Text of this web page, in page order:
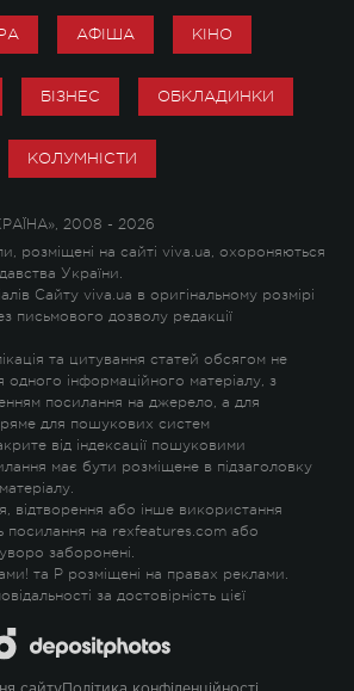
АФІША КІНО
БІЗНЕС ОБКЛАДИНКИ
КОЛУМНІСТИ
2008 - 2026
розміщені на сайті viva.ua, охороняються
України.
Сайту viva.ua в оригінальному розмірі
письмового дозволу редакції
та цитування статей обсягом не
одного інформаційного матеріалу, з
посилання на джерело, а для
для пошукових систем
від індексації пошуковими
має бути розміщене в підзаголовку
відтворення або інше використання
посилання на rexfeatures.com або
заборонені.
! та P розміщені на правах реклами.
за достовірність цієї